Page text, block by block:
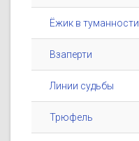
Ёжик в туманности
Взаперти
Линии судьбы
Трюфель